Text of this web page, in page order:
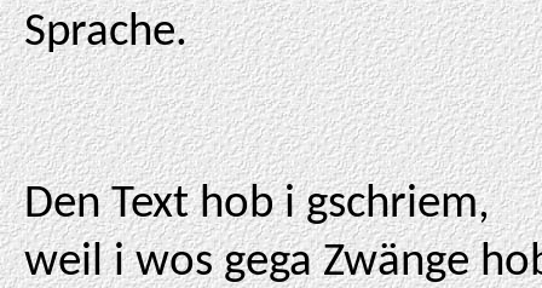
Sprache.
Den Text hob i gschriem,
weil i wos gega Zwänge